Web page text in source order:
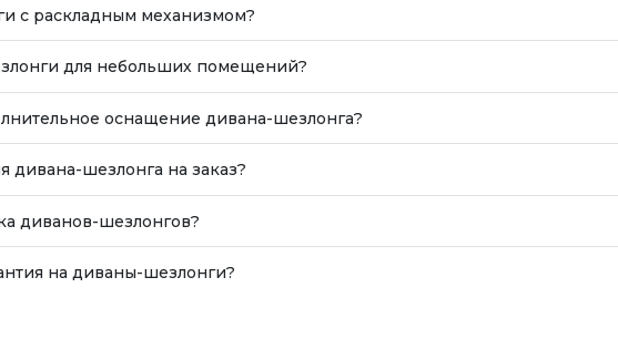
с раскладным механизмом?
для небольших помещений?
оснащение дивана-шезлонга?
дивана-шезлонга на заказ?
диванов-шезлонгов?
на диваны-шезлонги?